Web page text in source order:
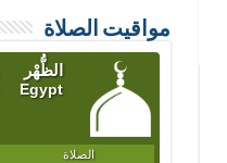
مواقيت الصلاة